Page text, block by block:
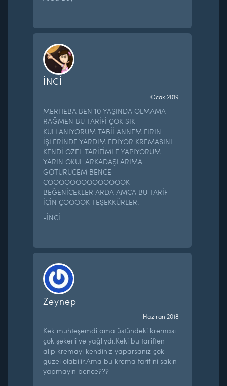
İNCİ
Ocak 2019
MERHEBA BEN 10 YAŞINDA OLMAMA
RAĞMEN BU TARİFİ ÇOK SIK
KULLANIYORUM TABİİ ANNEM FIRIN
İŞLERİNDE YARDIM EDİYOR KREMASINI
KENDİ ÖZEL TARİFİMLE YAPIYORUM
YARIN OKUL ARKADAŞLARIMA
GÖTÜRÜCEM BENCE
ÇOOOOOOOOOOOOOOK
BEĞENİCEKLER ARDA AMCA BU TARİF
İÇİN ÇOOOOK TEŞEKKÜRLER.
-İNCİ
Zeynep
Haziran 2018
Kek muhteşemdi ama üstündeki kreması
çok şekerli ve yağlıydı.Keki bu tariften
alıp kremayı kendiniz yaparsanız çok
güzel olabilir.Ama bu krema tarifini sakın
yapmayın bence???